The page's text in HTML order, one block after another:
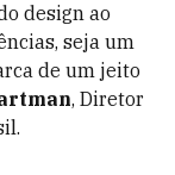
design ao
seja um
de um jeito
, Diretor